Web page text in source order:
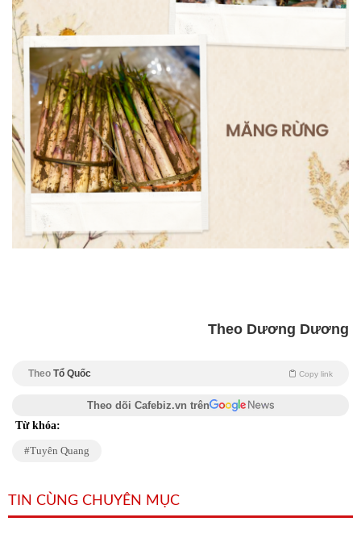
Theo Dương Dương
Theo Tổ Quốc Copy link
Theo dõi Cafebiz.vn trên
Từ khóa:
Tuyên Quang
TIN CÙNG CHUYÊN MỤC